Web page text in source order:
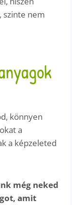
szinte nem
könnyen
a
a képzeleted
még neked
amit